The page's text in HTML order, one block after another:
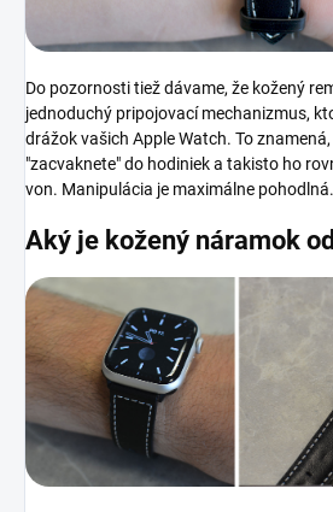
Do pozornosti tiež dávame, že kožený
jednoduchý pripojovací mechanizmus,
drážok vašich Apple Watch. To
"zacvaknete" do hodiniek a takisto ho
von. Manipulácia je maximálne pohodlná.
Aký je kožený náramok